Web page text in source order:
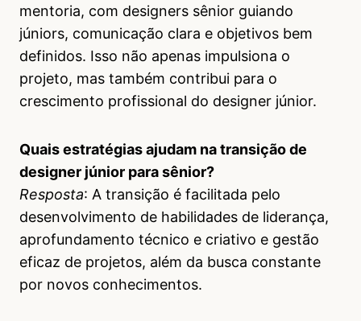
mentoria, com designers sênior guiando
júniors, comunicação clara e objetivos bem
definidos. Isso não apenas impulsiona o
projeto, mas também contribui para o
crescimento profissional do designer júnior.
Quais estratégias ajudam na transição de
designer júnior para sênior?
Resposta: A transição é facilitada pelo
desenvolvimento de habilidades de liderança,
aprofundamento técnico e criativo e gestão
eficaz de projetos, além da busca constante
por novos conhecimentos.